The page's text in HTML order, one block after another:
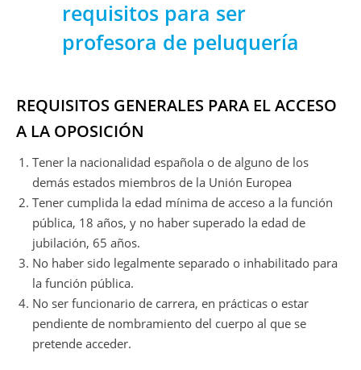
requisitos para ser
profesora de peluquería
REQUISITOS GENERALES PARA EL ACCESO
A LA OPOSICIÓN
Tener la nacionalidad española o de alguno de los
demás estados miembros de la Unión Europea
Tener cumplida la edad mínima de acceso a la función
pública, 18 años, y no haber superado la edad de
jubilación, 65 años.
No haber sido legalmente separado o inhabilitado para
la función pública.
No ser funcionario de carrera, en prácticas o estar
pendiente de nombramiento del cuerpo al que se
pretende acceder.